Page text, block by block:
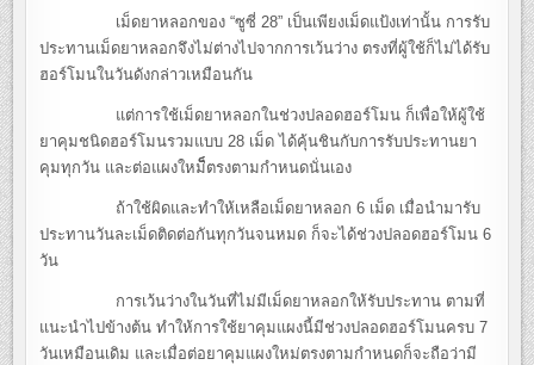
เม็ดยาหลอกของ “ซูซี่ 28” เป็นเพียงเม็ดแป้งเท่านั้น การรับ
ประทานเม็ดยาหลอกจึงไม่ต่างไปจากการเว้นว่าง ตรงที่ผู้ใช้ก็ไม่ได้รับ
ฮอร์โมนในวันดังกล่าวเหมือนกัน
แต่การใช้เม็ดยาหลอกในช่วงปลอดฮอร์โมน ก็เพื่อให้ผู้ใช้
ยาคุมชนิดฮอร์โมนรวมแบบ 28 เม็ด ได้คุ้นชินกับการรับประทานยา
คุมทุกวัน และต่อแผงใหม่ตรงตามกำหนดนั่นเอง
ถ้าใช้ผิดและทำให้เหลือเม็ดยาหลอก 6 เม็ด เมื่อนำมารับ
ประทานวันละเม็ดติดต่อกันทุกวันจนหมด ก็จะได้ช่วงปลอดฮอร์โมน 6
วัน
การเว้นว่างในวันที่ไม่มีเม็ดยาหลอกให้รับประทาน ตามที่
แนะนำไปข้างต้น ทำให้การใช้ยาคุมแผงนี้มีช่วงปลอดฮอร์โมนครบ 7
วันเหมือนเดิม และเมื่อต่อยาคุมแผงใหม่ตรงตามกำหนดก็จะถือว่ามี